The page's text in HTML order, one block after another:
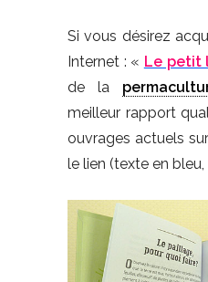
Si vous désirez
Internet : « Le petit
de la
meilleur rapport
ouvrages actuels
le lien (texte en bleu,